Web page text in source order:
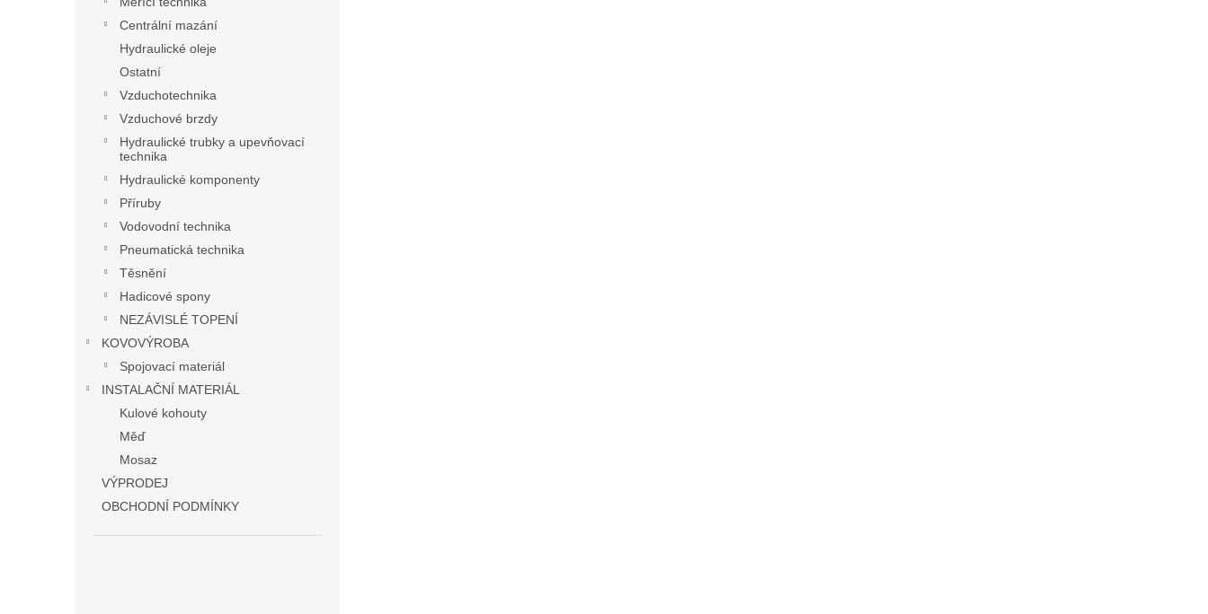
Centrální mazání
Hydraulické oleje
Ostatní
Vzduchotechnika
Vzduchové brzdy
Hydraulické trubky a upevňovací
technika
Hydraulické komponenty
Příruby
Vodovodní technika
Pneumatická technika
Těsnění
Hadicové spony
NEZÁVISLÉ TOPENÍ
KOVOVÝROBA
Spojovací materiál
INSTALAČNÍ MATERIÁL
Kulové kohouty
Měď
Mosaz
VÝPRODEJ
OBCHODNÍ PODMÍNKY